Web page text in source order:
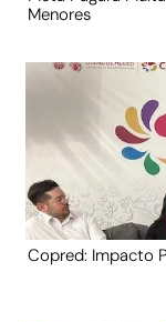
Menores
Copred: Impacto